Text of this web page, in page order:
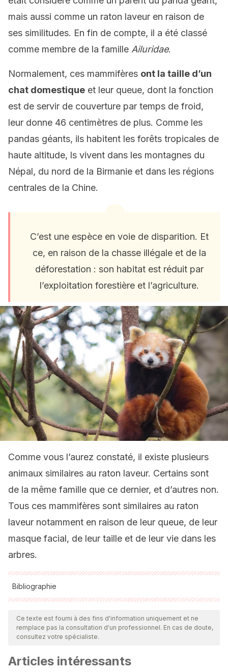
mais aussi comme un raton laveur en raison de
ses similitudes. En fin de compte, il a été classé
comme membre de la famille Ailuridae.
Normalement, ces mammifères ont la taille d’un
chat domestique et leur queue, dont la fonction
est de servir de couverture par temps de froid,
leur donne 46 centimètres de plus. Comme les
pandas géants, ils habitent les forêts tropicales de
haute altitude, ls vivent dans les montagnes du
Népal, du nord de la Birmanie et dans les régions
centrales de la Chine.
C’est une espèce en voie de disparition. Et
ce, en raison de la chasse illégale et de la
déforestation : son habitat est réduit par
l’exploitation forestière et l’agriculture.
Comme vous l’aurez constaté, il existe plusieurs
animaux similaires au raton laveur. Certains sont
de la même famille que ce dernier, et d’autres non.
Tous ces mammifères sont similaires au raton
laveur notamment en raison de leur queue, de leur
masque facial, de leur taille et de leur vie dans les
arbres.
Bibliographie
Toutes les sources citées ont été examinées en profondeur
par notre équipe pour garantir leur qualité, leur fiabilité, leur
actualité et leur validité. La bibliographie de cet article a été
ou scientifique
Ce texte est fourni à des fins d'information uniquement et ne
remplace pas la consultation d'un professionnel. En cas de doute,
consultez votre spécialiste.
Articles intéressants